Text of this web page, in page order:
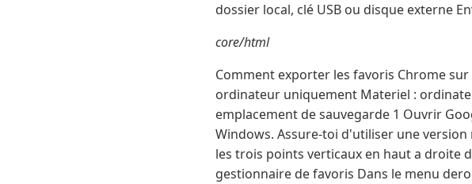
dossier local, clé USB ou disque externe
core/html
Comment exporter les favoris Chrome
ordinateur uniquement Materiel :
emplacement de sauvegarde 1 Ouvrir
Windows. Assure-toi d'utiliser une
les trois points verticaux en haut a droite
gestionnaire de favoris Dans le menu